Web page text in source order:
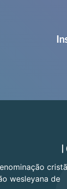
cristã
wesleyana de